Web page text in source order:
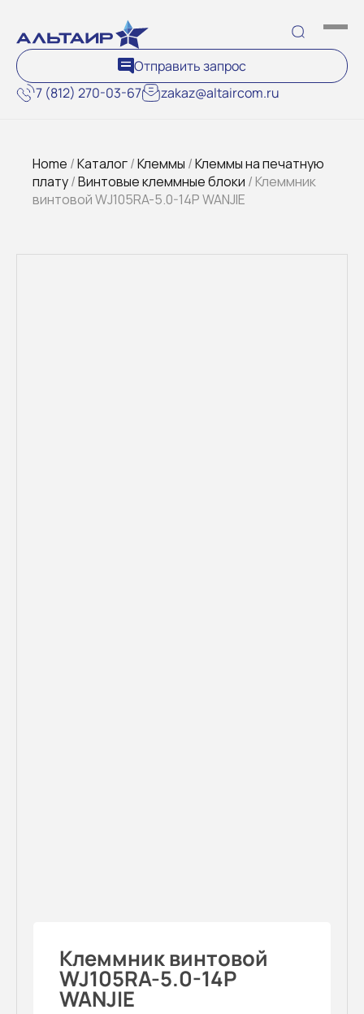
7 (812) 270-03-67 zakaz@altaircom.ru
Отправить запрос
Home /Каталог/Клеммы /Клеммы на печатную
плату/Винтовые клеммные блоки / Клеммник
винтовой WJ105RA-5.0-14P WANJIE
Клеммник винтовой
WJ105RA-5.0-14P
WANJIE